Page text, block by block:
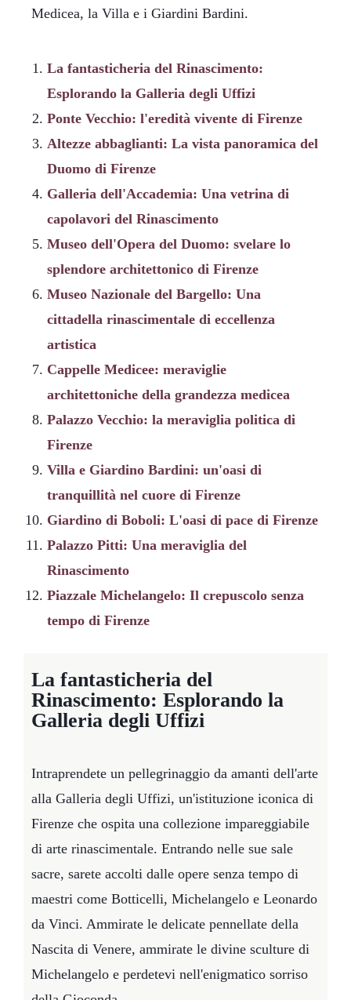
Medicea, la Villa e i Giardini Bardini.
La fantasticheria del Rinascimento:
Esplorando la Galleria degli Uffizi
Ponte Vecchio: l'eredità vivente di Firenze
Altezze abbaglianti: La vista panoramica del
Duomo di Firenze
Galleria dell'Accademia: Una vetrina di
capolavori del Rinascimento
Museo dell'Opera del Duomo: svelare lo
splendore architettonico di Firenze
Museo Nazionale del Bargello: Una
cittadella rinascimentale di eccellenza
artistica
Cappelle Medicee: meraviglie
architettoniche della grandezza medicea
Palazzo Vecchio: la meraviglia politica di
Firenze
Villa e Giardino Bardini: un'oasi di
tranquillità nel cuore di Firenze
Giardino di Boboli: L'oasi di pace di Firenze
Palazzo Pitti: Una meraviglia del
Rinascimento
Piazzale Michelangelo: Il crepuscolo senza
tempo di Firenze
La fantasticheria del
Rinascimento: Esplorando la
Galleria degli Uffizi
Intraprendete un pellegrinaggio da amanti dell'arte
alla Galleria degli Uffizi, un'istituzione iconica di
Firenze che ospita una collezione impareggiabile
di arte rinascimentale. Entrando nelle sue sale
sacre, sarete accolti dalle opere senza tempo di
maestri come Botticelli, Michelangelo e Leonardo
da Vinci. Ammirate le delicate pennellate della
Nascita di Venere, ammirate le divine sculture di
Michelangelo e perdetevi nell'enigmatico sorriso